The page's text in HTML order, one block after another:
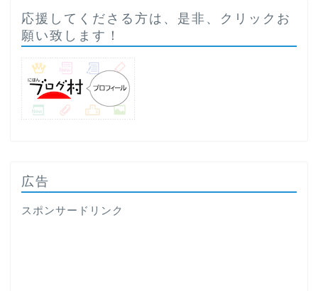
応援してくださる方は、是非、クリックお
願い致します！
広告
スポンサードリンク